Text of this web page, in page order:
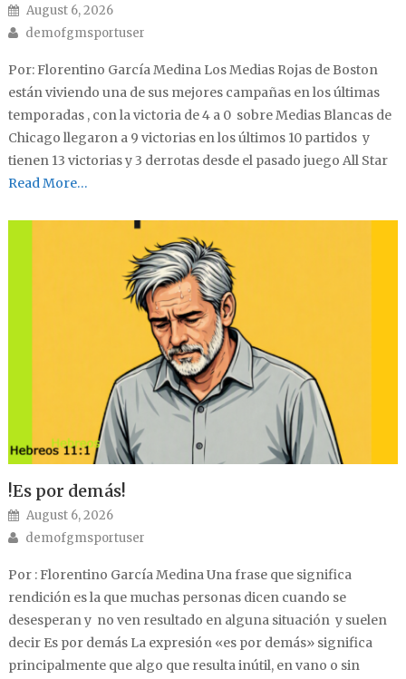
Posted on
August 6, 2026
Author
demofgmsportuser
Por: Florentino García Medina Los Medias Rojas de Boston
están viviendo una de sus mejores campañas en los últimas
temporadas , con la victoria de 4 a 0 sobre Medias Blancas de
Chicago llegaron a 9 victorias en los últimos 10 partidos y
tienen 13 victorias y 3 derrotas desde el pasado juego All Star
Read More…
!Es por demás!
Posted on
August 6, 2026
Author
demofgmsportuser
Por : Florentino García Medina Una frase que significa
rendición es la que muchas personas dicen cuando se
desesperan y no ven resultado en alguna situación y suelen
decir Es por demás La expresión «es por demás» significa
principalmente que algo que resulta inútil, en vano o sin